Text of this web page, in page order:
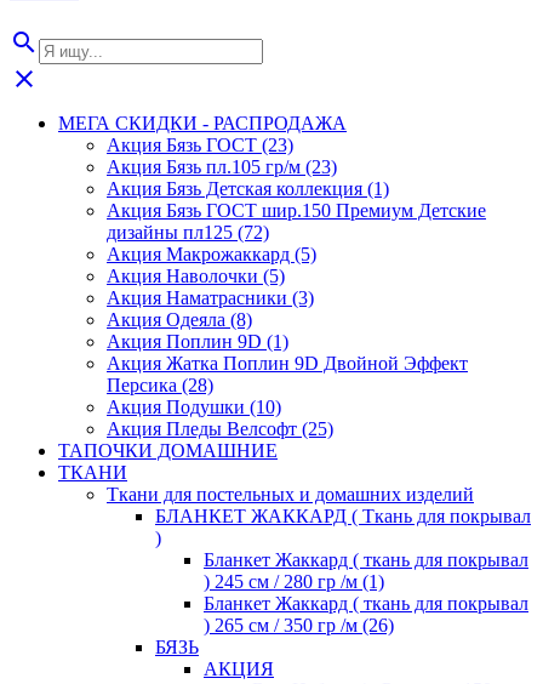
search
close
МЕГА СКИДКИ - РАСПРОДАЖА
Акция Бязь ГОСТ (23)
Акция Бязь пл.105 гр/м (23)
Акция Бязь Детская коллекция (1)
Акция Бязь ГОСТ шир.150 Премиум Детские
дизайны пл125 (72)
Акция Макрожаккард (5)
Акция Наволочки (5)
Акция Наматрасники (3)
Акция Одеяла (8)
Акция Поплин 9D (1)
Акция Жатка Поплин 9D Двойной Эффект
Персика (28)
Акция Подушки (10)
Акция Пледы Велсофт (25)
ТАПОЧКИ ДОМАШНИЕ
ТКАНИ
Ткани для постельных и домашних изделий
БЛАНКЕТ ЖАККАРД ( Ткань для покрывал
)
Бланкет Жаккард ( ткань для покрывал
) 245 см / 280 гр /м (1)
Бланкет Жаккард ( ткань для покрывал
) 265 см / 350 гр /м (26)
БЯЗЬ
АКЦИЯ